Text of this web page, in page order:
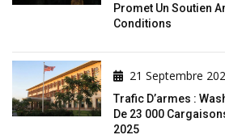
Promet Un Soutien
Conditions
21 Septembre
Trafic D’armes :
De 23 000
2025